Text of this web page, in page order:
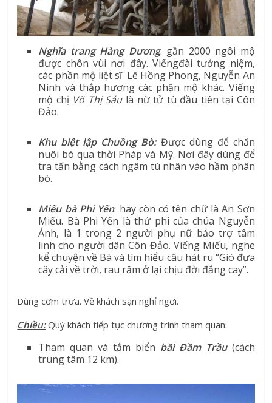
Nghĩa trang Hàng Dương: gần 2000 ngôi mộ
được chôn vùi nơi đây. Viếngđài tưởng niệm,
các phần mộ liệt sĩ Lê Hồng Phong, Nguyễn An
Ninh và thắp hương các phận mộ khác. Viếng
mộ chị Võ Thị Sáulà nữ tử tù đầu tiên tại Côn
Đảo.
Khu biệt lập Chuồng Bò:Được dùng để chăn
nuôi bò qua thời Pháp và Mỹ. Nơi đây dùng để
tra tấn bằng cách ngâm tù nhân vào hầm phân
bò.
Miếu bà Phi Yến: hay còn có tên chữ là An Sơn
Miếu. Bà Phi Yến là thứ phi của chúa Nguyễn
Ánh, là 1 trong 2 người phụ nữ bảo trợ tâm
linh cho người dân Côn Đảo. Viếng Miếu, nghe
kể chuyện về Bà và tìm hiểu câu hát ru “Gió đưa
cây cải về trời, rau răm ở lại chịu đời đắng cay”.
Dùng cơm trưa. Về khách sạn nghỉ ngơi.
Chiều:Quý khách tiếp tục chương trình tham quan:
Tham quan và tắm biển bãi Đầm Trầu (cách
trung tâm 12 km).